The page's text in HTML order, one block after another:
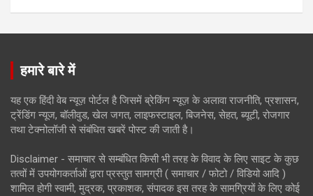
हमारे बारे में
यह एक हिंदी वेब न्यूज़ पोर्टल है जिसमें ब्रेकिंग न्यूज़ के अलावा राजनीति, प्रशासन,
ट्रेंडिंग न्यूज, बॉलीवुड, खेल जगत, लाइफस्टाइल, बिजनेस, सेहत, ब्यूटी, रोजगार
तथा टेक्नोलॉजी से संबंधित खबरें पोस्ट की जाती है।
Disclaimer - समाचार से सम्बंधित किसी भी तरह के विवाद के लिए साइट के कुछ
तत्वों में उपयोगकर्ताओं द्वारा प्रस्तुत सामग्री ( समाचार / फोटो / विडियो आदि )
शामिल होगी स्वामी, मुद्रक, प्रकाशक, संपादक इस तरह के सामग्रियों के लिए कोई